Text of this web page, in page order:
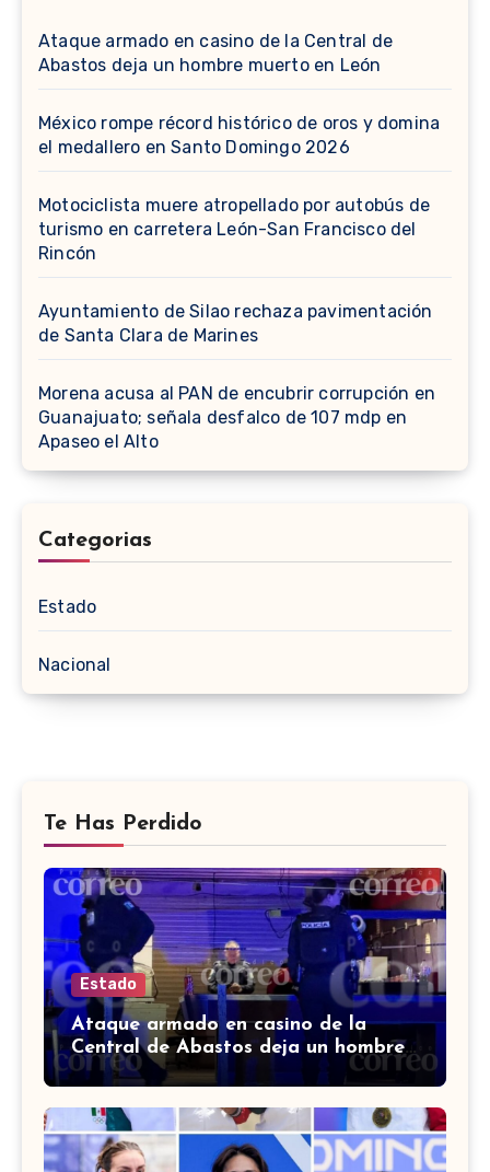
Ataque armado en casino de la Central de
Abastos deja un hombre muerto en León
México rompe récord histórico de oros y domina
el medallero en Santo Domingo 2026
Motociclista muere atropellado por autobús de
turismo en carretera León-San Francisco del
Rincón
Ayuntamiento de Silao rechaza pavimentación
de Santa Clara de Marines
Morena acusa al PAN de encubrir corrupción en
Guanajuato; señala desfalco de 107 mdp en
Apaseo el Alto
Categorias
Estado
Nacional
Te Has Perdido
Estado
Ataque armado en casino de la
Central de Abastos deja un hombre
muerto en León